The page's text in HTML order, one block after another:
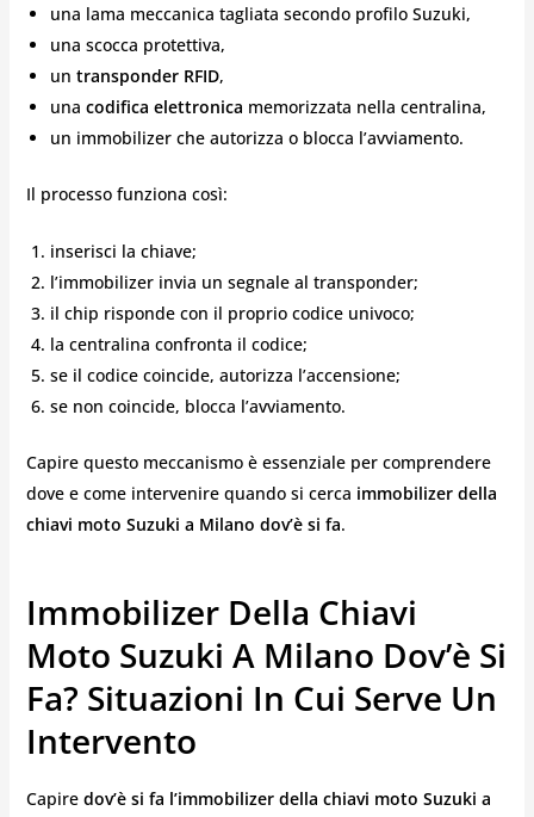
una lama meccanica tagliata secondo profilo Suzuki,
una scocca protettiva,
un transponder RFID,
una codifica elettronica memorizzata nella centralina,
un immobilizer che autorizza o blocca l’avviamento.
Il processo funziona così:
inserisci la chiave;
l’immobilizer invia un segnale al transponder;
il chip risponde con il proprio codice univoco;
la centralina confronta il codice;
se il codice coincide, autorizza l’accensione;
se non coincide, blocca l’avviamento.
Capire questo meccanismo è essenziale per comprendere
dove e come intervenire quando si cerca immobilizer della
chiavi moto Suzuki a Milano dov’è si fa.
Immobilizer Della Chiavi
Moto Suzuki A Milano Dov’è Si
Fa? Situazioni In Cui Serve Un
Intervento
Capire dov’è si fa l’immobilizer della chiavi moto Suzuki a